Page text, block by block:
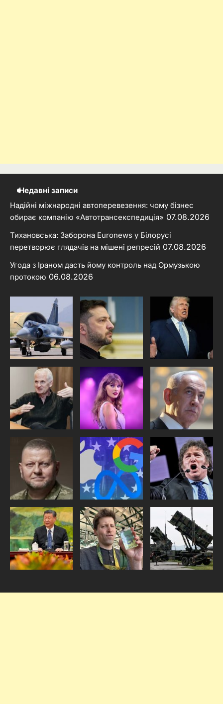
Недавні записи
Надійні міжнародні автоперевезення: чому бізнес
обирає компанію «Автотрансекспедиція» 07.08.2026
Тихановська: Заборона Euronews у Білорусі
перетворює глядачів на мішені репресій 07.08.2026
Угода з Іраном дасть йому контроль над Ормузькою
протокою 06.08.2026